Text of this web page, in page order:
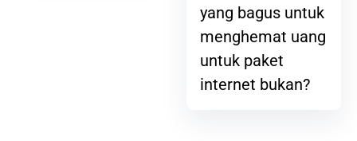
yang bagus untuk
menghemat uang
untuk paket
internet bukan?